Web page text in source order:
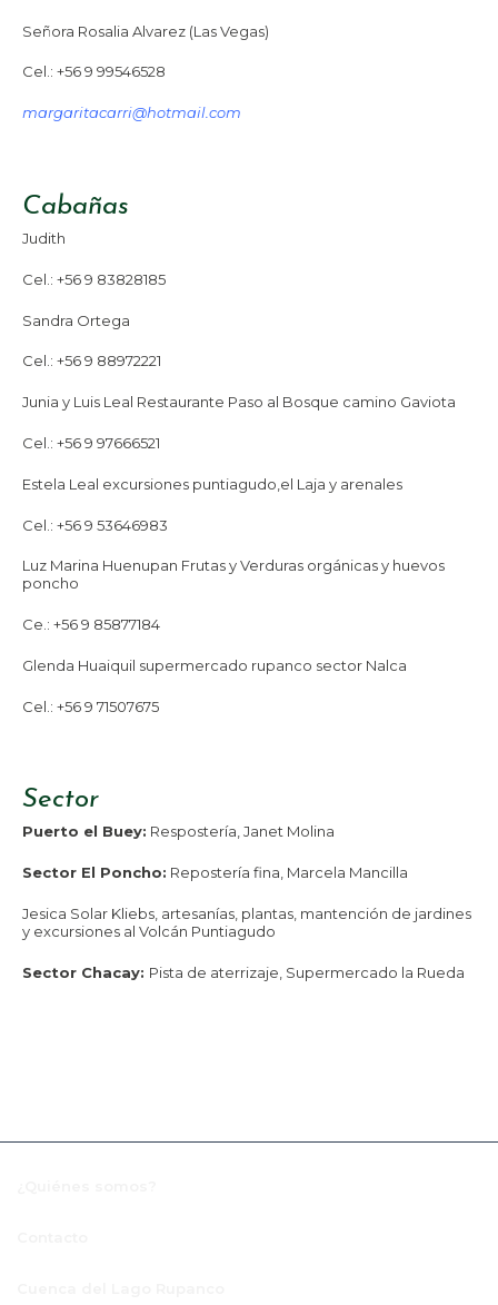
Señora Rosalia Alvarez (Las Vegas)
Cel.: +56 9 99546528
margaritacarri@hotmail.com
Cabañas
Judith
Cel.: +56 9 83828185
Sandra Ortega
Cel.: +56 9 88972221
Junia y Luis Leal Restaurante Paso al Bosque camino Gaviota
Cel.: +56 9 97666521
Estela Leal excursiones puntiagudo,el Laja y arenales
Cel.: +56 9 53646983
Luz Marina Huenupan Frutas y Verduras orgánicas y huevos
poncho
Ce.: +56 9 85877184
Glenda Huaiquil supermercado rupanco sector Nalca
Cel.: +56 9 71507675
Sector
Puerto el Buey: Respostería, Janet Molina
Sector El Poncho: Repostería fina, Marcela Mancilla
Jesica Solar Kliebs, artesanías, plantas, mantención de jardines
y excursiones al Volcán Puntiagudo
Sector Chacay: Pista de aterrizaje, Supermercado la Rueda